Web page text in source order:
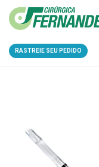
RASTREIE SEU PEDIDO